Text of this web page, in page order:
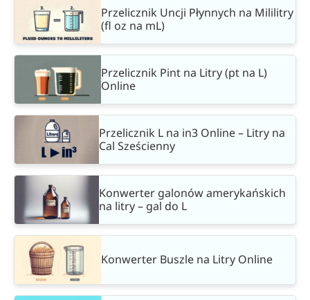
Przelicznik Uncji Płynnych na Mililitry
(fl oz na mL)
Przelicznik Pint na Litry (pt na L)
Online
Przelicznik L na in3 Online – Litry na
Cal Sześcienny
Konwerter galonów amerykańskich
na litry – gal do L
Konwerter Buszle na Litry Online